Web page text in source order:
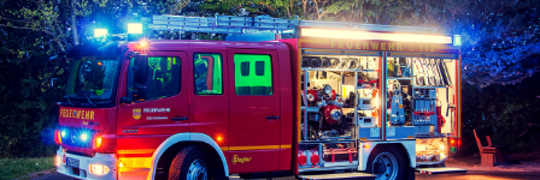
Zum
Inhalt
springen